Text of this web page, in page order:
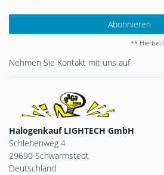
Abonnieren
** Hierbei
Nehmen Sie Kontakt mit uns auf
Halogenkauf LIGHTECH GmbH
Schlehenweg 4
29690 Schwarmstedt
Deutschland